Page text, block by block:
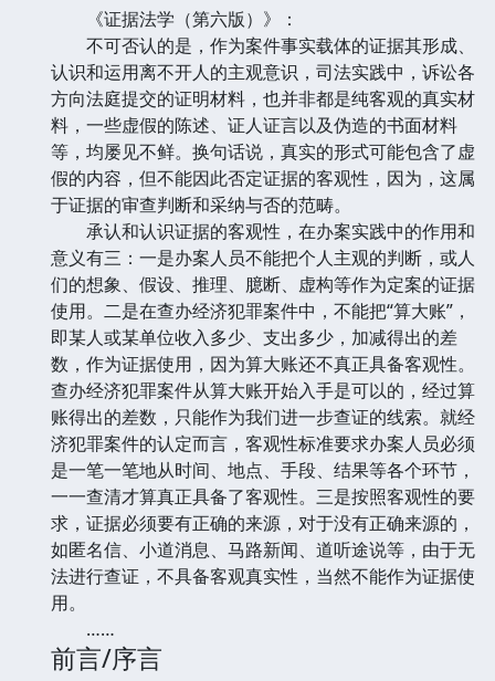
《证据法学（第六版）》：
不可否认的是，作为案件事实载体的证据其形成、
认识和运用离不开人的主观意识，司法实践中，诉讼各
方向法庭提交的证明材料，也并非都是纯客观的真实材
料，一些虚假的陈述、证人证言以及伪造的书面材料
等，均屡见不鲜。换句话说，真实的形式可能包含了虚
假的内容，但不能因此否定证据的客观性，因为，这属
于证据的审查判断和采纳与否的范畴。
承认和认识证据的客观性，在办案实践中的作用和
意义有三：一是办案人员不能把个人主观的判断，或人
们的想象、假设、推理、臆断、虚构等作为定案的证据
使用。二是在查办经济犯罪案件中，不能把“算大账”，
即某人或某单位收入多少、支出多少，加减得出的差
数，作为证据使用，因为算大账还不真正具备客观性。
查办经济犯罪案件从算大账开始入手是可以的，经过算
账得出的差数，只能作为我们进一步查证的线索。就经
济犯罪案件的认定而言，客观性标准要求办案人员必须
是一笔一笔地从时间、地点、手段、结果等各个环节，
一一查清才算真正具备了客观性。三是按照客观性的要
求，证据必须要有正确的来源，对于没有正确来源的，
如匿名信、小道消息、马路新闻、道听途说等，由于无
法进行查证，不具备客观真实性，当然不能作为证据使
用。
……
前言/序言